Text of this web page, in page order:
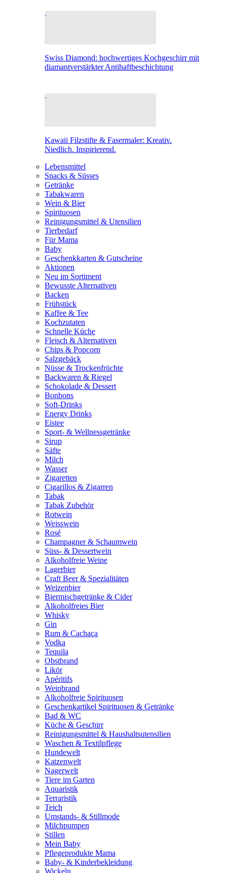
Swiss Diamond: hochwertiges Kochgeschirr mit
diamantverstärkter Antihaftbeschichtung
Kawaii Filzstifte & Fasermaler: Kreativ.
Niedlich. Inspirierend.
Lebensmittel
Snacks & Süsses
Getränke
Tabakwaren
Wein & Bier
Spirituosen
Reinigungsmittel & Utensilien
Tierbedarf
Für Mama
Baby
Geschenkkarten & Gutscheine
Aktionen
Neu im Sortiment
Bewusste Alternativen
Backen
Frühstück
Kaffee & Tee
Kochzutaten
Schnelle Küche
Fleisch & Alternativen
Chips & Popcorn
Salzgebäck
Nüsse & Trockenfrüchte
Backwaren & Riegel
Schokolade & Dessert
Bonbons
Soft-Drinks
Energy Drinks
Eistee
Sport- & Wellnessgetränke
Sirup
Säfte
Milch
Wasser
Zigaretten
Cigarillos & Zigarren
Tabak
Tabak Zubehör
Rotwein
Weisswein
Rosé
Champagner & Schaumwein
Süss- & Dessertwein
Alkoholfreie Weine
Lagerbier
Craft Beer & Spezialitäten
Weizenbier
Biermischgetränke & Cider
Alkoholfreies Bier
Whisky
Gin
Rum & Cachaça
Vodka
Tequila
Obstbrand
Likör
Apéritifs
Weinbrand
Alkoholfreie Spirituosen
Geschenkartikel Spirituosen & Getränke
Bad & WC
Küche & Geschirr
Reinigungsmittel & Haushaltsutensilien
Waschen & Textilpflege
Hundewelt
Katzenwelt
Nagerwelt
Tiere im Garten
Aquaristik
Terraristik
Teich
Umstands- & Stillmode
Milchpumpen
Stillen
Mein Baby
Pflegeprodukte Mama
Baby- & Kinderbekleidung
Wickeln